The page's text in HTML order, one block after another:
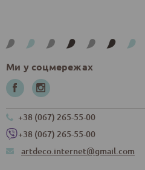
Ми у соцмережах
+38 (067) 265-55-00
+38 (067) 265-55-00
artdeco.internet@gmail.com